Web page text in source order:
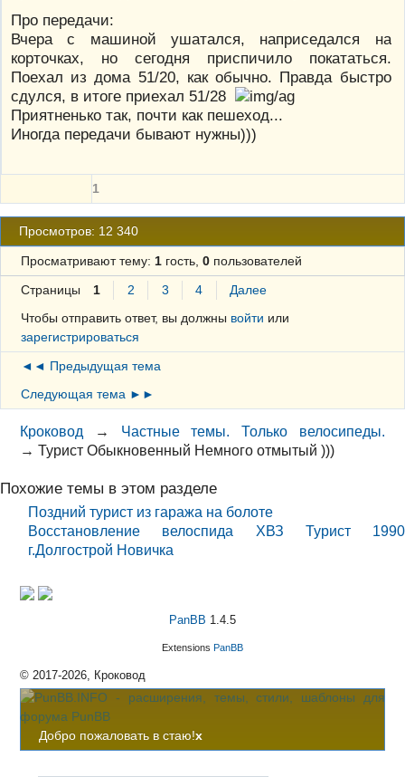
Про передачи:
Вчера с машиной ушатался, наприседался на
корточках, но сегодня приспичило покататься.
Поехал из дома 51/20, как обычно. Правда быстро
сдулся, в итоге приехал 51/28
Приятненько так, почти как пешеход...
Иногда передачи бывают нужны)))
1
Просмотров: 12 340
Просматривают тему: 1гость, 0пользователей
Страницы 1 2 3 4
Далее
Чтобы отправить ответ, вы должны войти или
зарегистрироваться
◄◄ Предыдущая тема
Следующая тема ►►
Кроковод → Частные темы. Только велосипеды.
→Турист Обыкновенный Немного отмытый )))
Похожие темы в этом разделе
Поздний турист из гаража на болоте
Восстановление велоспида ХВЗ Турист 1990
г.Долгострой Новичка
PanBB 1.4.5
Extensions PanBB
© 2017-2026, Кроковод
Добро пожаловать в стаю!x